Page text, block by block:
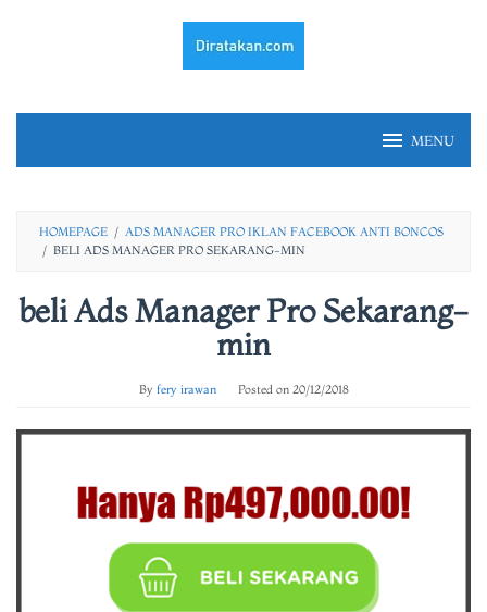
MENU
HOMEPAGE / ADS MANAGER PRO IKLAN FACEBOOK ANTI BONCOS
/ BELI ADS MANAGER PRO SEKARANG-MIN
beli Ads Manager Pro Sekarang-
min
By fery irawan Posted on 20/12/2018